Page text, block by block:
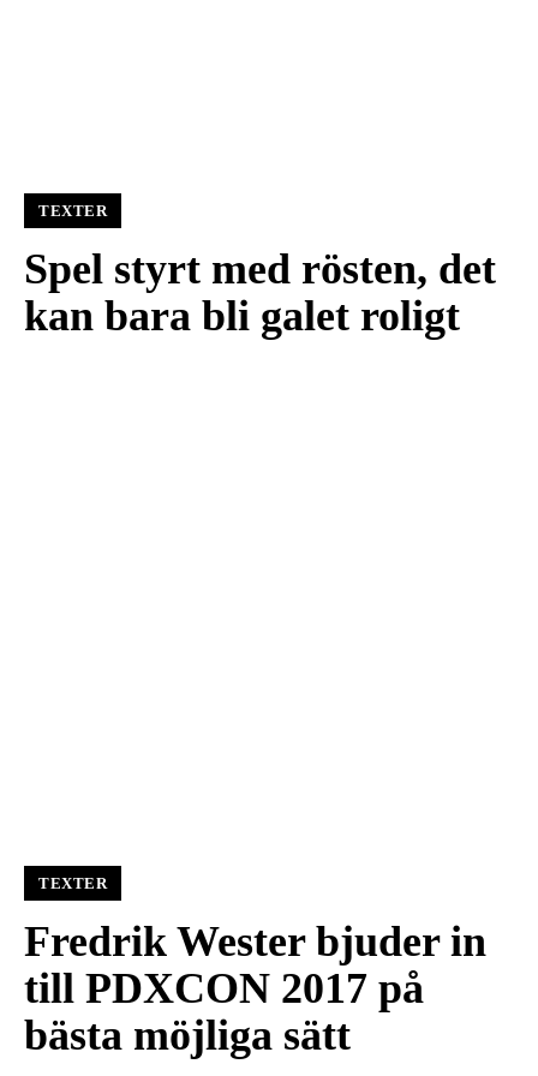
TEXTER
Spel styrt med rösten, det
kan bara bli galet roligt
TEXTER
Fredrik Wester bjuder in
till PDXCON 2017 på
bästa möjliga sätt